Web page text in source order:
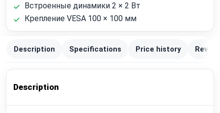
Встроенные динамики 2 × 2 Вт
Крепление VESA 100 × 100 мм
Description Specifications Price history
Description